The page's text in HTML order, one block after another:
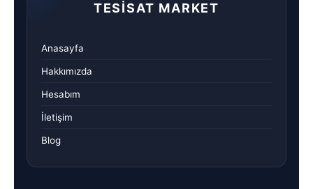
TESISAT MARKET
Anasayfa
Hakkımızda
Hesabım
İletişim
Blog